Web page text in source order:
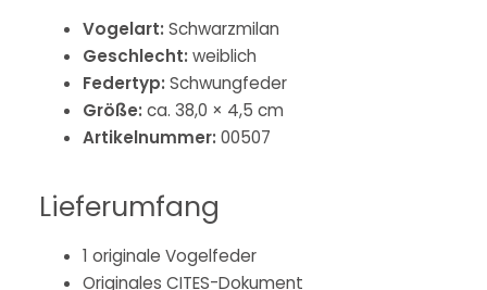
Vogelart:Schwarzmilan
Geschlecht:weiblich
Federtyp:Schwungfeder
Größe:ca. 38,0 × 4,5 cm
Artikelnummer:00507
Lieferumfang
1 originale Vogelfeder
Originales CITES-Dokument